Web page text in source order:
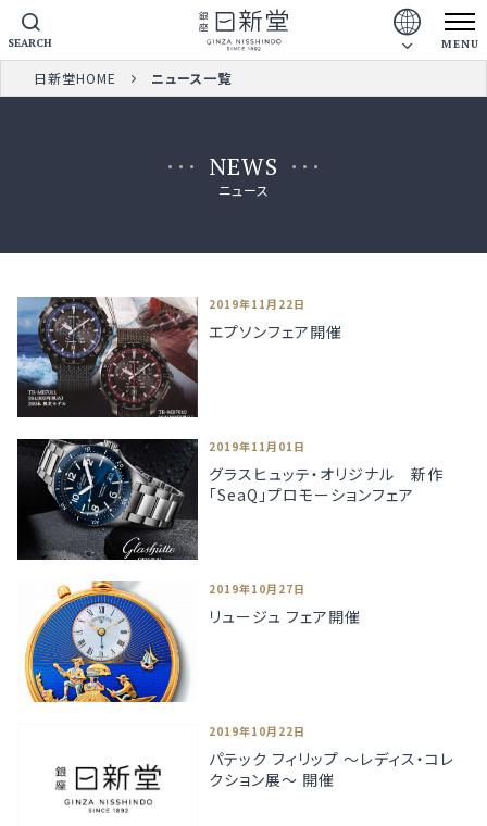
MENU
SEARCH
日新堂HOME ニュース一覧
NEWS
ニュース
2019年11月22日
エプソンフェア開催
2019年11月01日
グラスヒュッテ・オリジナル 新作
「SeaQ」プロモーションフェア
2019年10月27日
リュージュ フェア開催
2019年10月22日
パテック フィリップ ～レディス・コレ
クション展～ 開催